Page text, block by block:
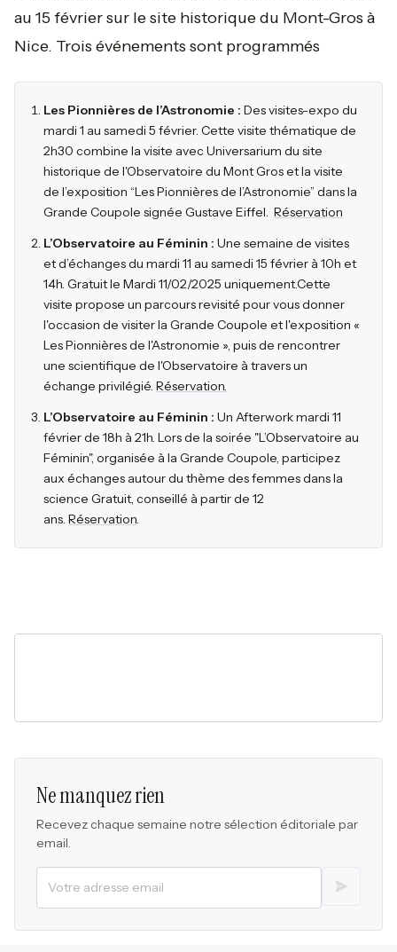
au 15 février sur le site historique du Mont-Gros à
Nice. Trois événements sont programmés
Les Pionnières de l’Astronomie : Des visites-expo du
mardi 1 au samedi 5 février. Cette visite thématique de
2h30 combine la visite avec Universarium du site
historique de l'Observatoire du Mont Gros et la visite
de l’exposition “Les Pionnières de l’Astronomie” dans la
Grande Coupole signée Gustave Eiffel. Réservation
L’Observatoire au Féminin : Une semaine de visites
et d’échanges du mardi 11 au samedi 15 février à 10h et
14h. Gratuit le Mardi 11/02/2025 uniquement.Cette
visite propose un parcours revisité pour vous donner
l'occasion de visiter la Grande Coupole et l'exposition «
Les Pionnières de l'Astronomie », puis de rencontrer
une scientifique de l'Observatoire à travers un
échange privilégié. Réservation.
L’Observatoire au Féminin : Un Afterwork mardi 11
février de 18h à 21h. Lors de la soirée "L’Observatoire au
Féminin", organisée à la Grande Coupole, participez
aux échanges autour du thème des femmes dans la
science Gratuit, conseillé à partir de 12
ans. Réservation.
Ne manquez rien
Recevez chaque semaine notre sélection éditoriale par
email.